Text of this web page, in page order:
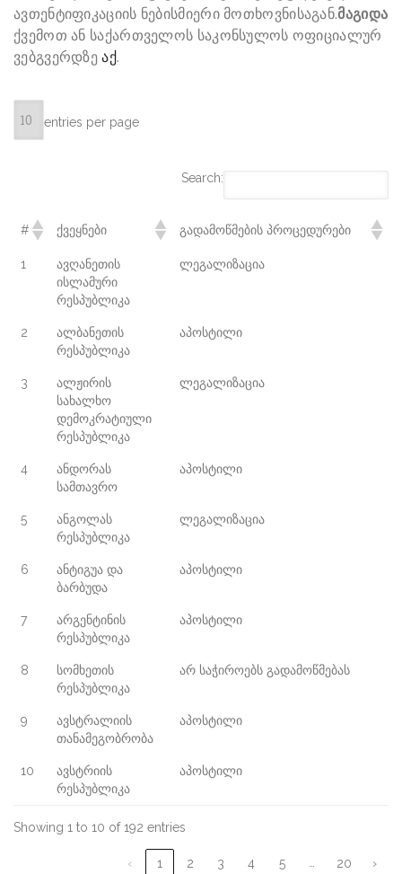
ავთენტიფიკაციის ნებისმიერი მოთხოვნისაგან.მაგიდა
ქვემოთ ან საქართველოს საკონსულოს ოფიციალურ
ვებგვერდზეაქ.
entries per page
Search:
# ᲥᲕᲔᲧᲜᲔᲑᲘ ᲒᲐᲓᲐᲛᲝᲬᲛᲔᲑᲘᲡ ᲞᲠᲝᲪᲔᲓᲣᲠᲔᲑᲘ
1
ავღანეთის
ისლამური
რესპუბლიკა
ლეგალიზაცია
2
ალბანეთის
რესპუბლიკა
აპოსტილი
3
ალჟირის
სახალხო
დემოკრატიული
რესპუბლიკა
ლეგალიზაცია
4
ანდორას
სამთავრო
აპოსტილი
5
ანგოლას
რესპუბლიკა
ლეგალიზაცია
6
ანტიგუა და
ბარბუდა
აპოსტილი
7
არგენტინის
რესპუბლიკა
აპოსტილი
8
სომხეთის
რესპუბლიკა
არ საჭიროებს გადამოწმებას
9
ავსტრალიის
თანამეგობრობა
აპოსტილი
10
ავსტრიის
რესპუბლიკა
აპოსტილი
Showing 1 to 10 of 192 entries
‹ 1 2 3 4 5 20 ›